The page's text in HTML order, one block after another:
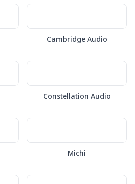
Cambridge Audio
Constellation Audio
Michi